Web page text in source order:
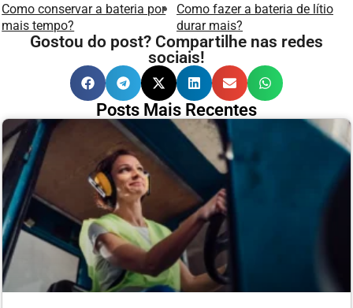
Como conservar a bateria por
mais tempo?
Como fazer a bateria de lítio
durar mais?
Gostou do post? Compartilhe nas redes
sociais!
Posts Mais Recentes